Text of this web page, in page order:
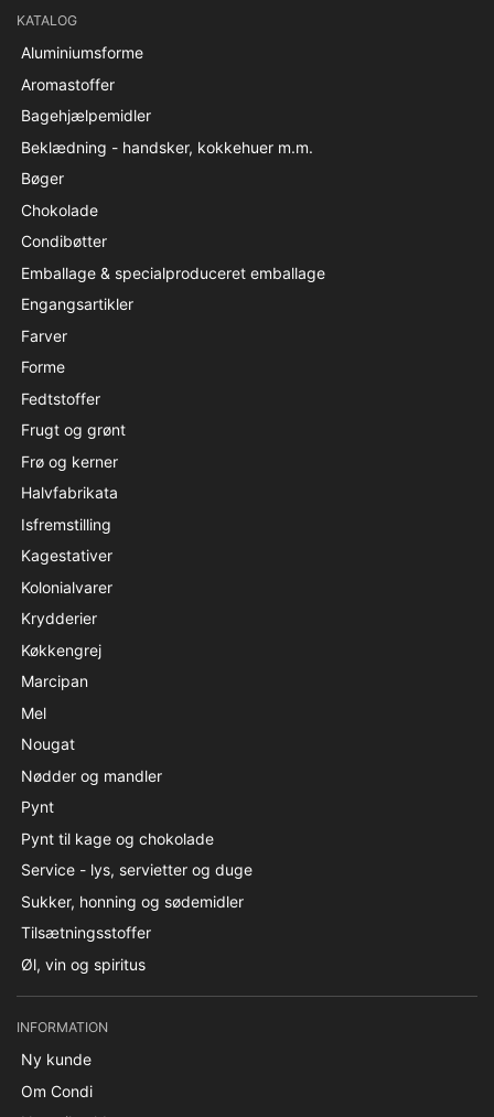
KATALOG
Aluminiumsforme
Aromastoffer
Bagehjælpemidler
Beklædning - handsker, kokkehuer m.m.
Bøger
Chokolade
Condibøtter
Emballage & specialproduceret emballage
Engangsartikler
Farver
Forme
Fedtstoffer
Frugt og grønt
Frø og kerner
Halvfabrikata
Isfremstilling
Kagestativer
Kolonialvarer
Krydderier
Køkkengrej
Marcipan
Mel
Nougat
Nødder og mandler
Pynt
Pynt til kage og chokolade
Service - lys, servietter og duge
Sukker, honning og sødemidler
Tilsætningsstoffer
Øl, vin og spiritus
INFORMATION
Ny kunde
Om Condi